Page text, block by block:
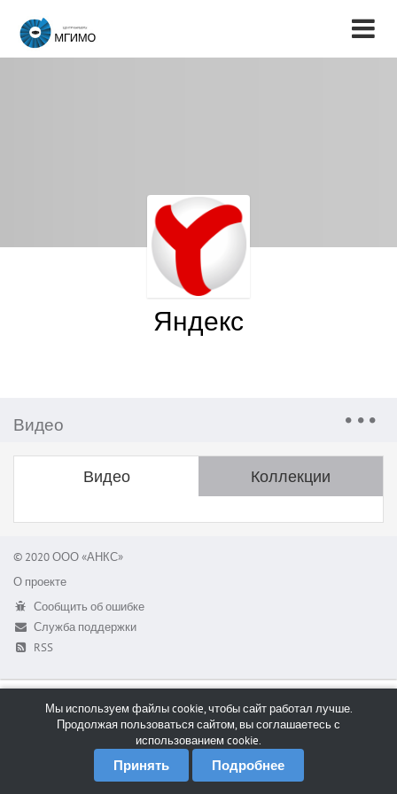
Яндекс
Видео
Видео Коллекции
© 2020 ООО «АНКС»
О проекте
Сообщить об ошибке
Служба поддержки
RSS
Мы используем файлы cookie, чтобы сайт работал лучше.
Продолжая пользоваться сайтом, вы соглашаетесь с
использованием cookie.
Принять Подробнее